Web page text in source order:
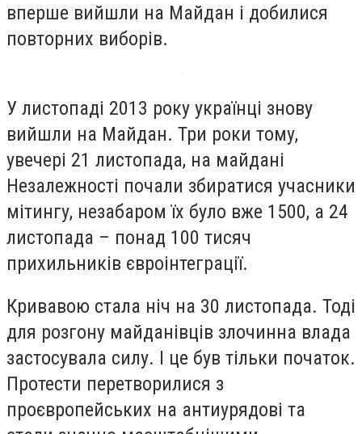
вперше вийшли на Майдан і добилися
повторних виборів.
У листопаді 2013 року українці знову
вийшли на Майдан. Три роки тому,
увечері 21 листопада, на майдані
Незалежності почали збиратися учасники
мітингу, незабаром їх було вже 1500, а 24
листопада – понад 100 тисяч
прихильників євроінтеграції.
Кривавою стала ніч на 30 листопада. Тоді
для розгону майданівців злочинна влада
застосувала силу. І це був тільки початок.
Протести перетворилися з
проєвропейських на антиурядові та